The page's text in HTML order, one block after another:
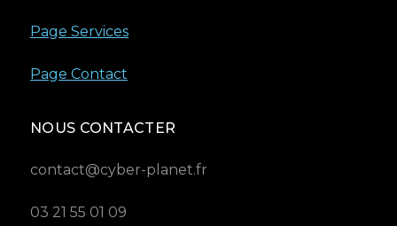
Page Services
Page Contact
NOUS CONTACTER
contact@cyber-planet.fr
03 21 55 01 09